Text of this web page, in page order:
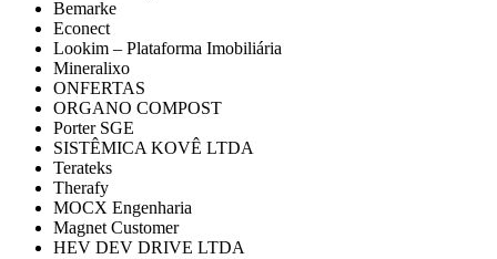
Bemarke
Econect
Lookim – Plataforma Imobiliária
Mineralixo
ONFERTAS
ORGANO COMPOST
Porter SGE
SISTÊMICA KOVÊ LTDA
Terateks
Therafy
MOCX Engenharia
Magnet Customer
HEV DEV DRIVE LTDA